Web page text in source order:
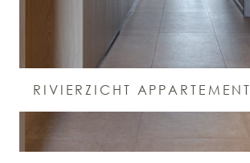
RIVIERZICHT APPARTEMENT